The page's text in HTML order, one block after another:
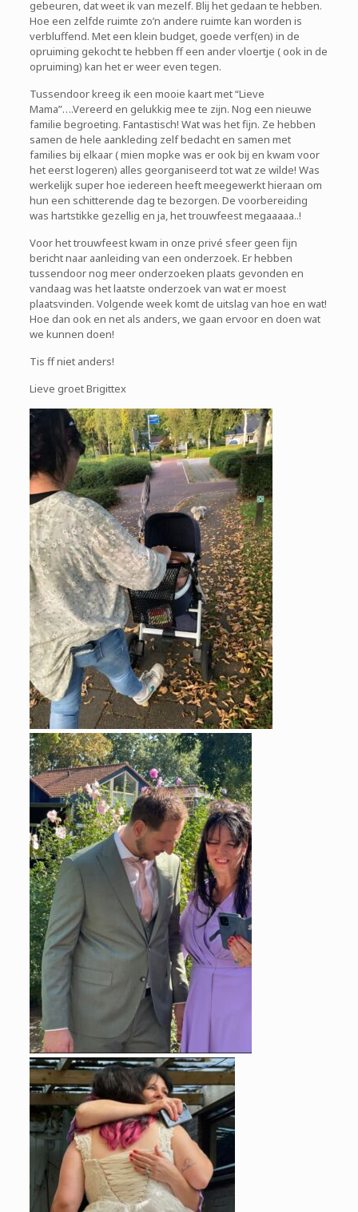
gebeuren, dat weet ik van mezelf. Blij het gedaan te hebben.
Hoe een zelfde ruimte zo’n andere ruimte kan worden is
verbluffend. Met een klein budget, goede verf(en) in de
opruiming gekocht te hebben ff een ander vloertje ( ook in de
opruiming) kan het er weer even tegen.
Tussendoor kreeg ik een mooie kaart met “Lieve
Mama”….Vereerd en gelukkig mee te zijn. Nog een nieuwe
familie begroeting. Fantastisch! Wat was het fijn. Ze hebben
samen de hele aankleding zelf bedacht en samen met
families bij elkaar ( mien mopke was er ook bij en kwam voor
het eerst logeren) alles georganiseerd tot wat ze wilde! Was
werkelijk super hoe iedereen heeft meegewerkt hieraan om
hun een schitterende dag te bezorgen. De voorbereiding
was hartstikke gezellig en ja, het trouwfeest megaaaaa..!
Voor het trouwfeest kwam in onze privé sfeer geen fijn
bericht naar aanleiding van een onderzoek. Er hebben
tussendoor nog meer onderzoeken plaats gevonden en
vandaag was het laatste onderzoek van wat er moest
plaatsvinden. Volgende week komt de uitslag van hoe en wat!
Hoe dan ook en net als anders, we gaan ervoor en doen wat
we kunnen doen!
Tis ff niet anders!
Lieve groet Brigittex